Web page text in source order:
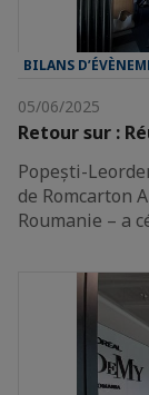
BILANS
05/06/2025
Retour sur :
Popești-
de Romcarton
Roumanie – a